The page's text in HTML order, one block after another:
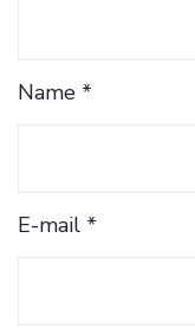
Name *
E-mail *